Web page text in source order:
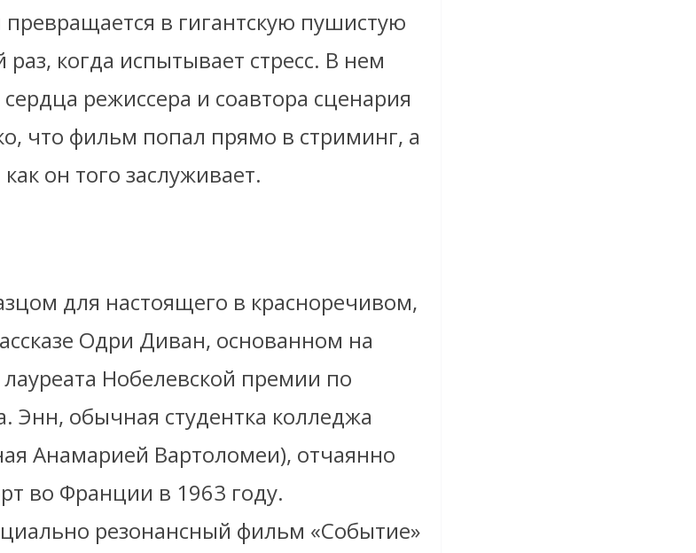
превращается в гигантскую пушистую
когда испытывает стресс. В нем
режиссера и соавтора сценария
что фильм попал прямо в стриминг, а
он того заслуживает.
для настоящего в красноречивом,
Одри Диван, основанном на
Нобелевской премии по
Энн, обычная студентка колледжа
Анамарией Вартоломеи), отчаянно
во Франции в 1963 году.
резонансный фильм «Событие»